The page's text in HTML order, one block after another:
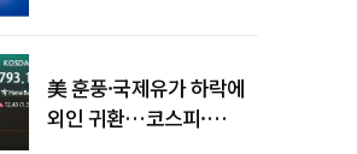
美 훈풍·국제유가 하락에
외인 귀환…코스피·